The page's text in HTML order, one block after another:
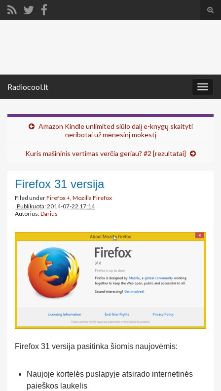
Radiocool.lt
Amazon Kindle unlimited siūlo dalį e-knygų skaityti
neribotai už mėnesinį mokestį
Kuris mašininis vertimas verčia geriau? #2 [rezultatai]
Firefox 31 versija
Filed underFirefox +, Mozilla Firefox
Publikuota: 2014-07-22 17:14
Autorius:Darius
Firefox 31 versija pasitinka šiomis naujovėmis:
Naujoje kortelės puslapyje atsirado internetinės
paieškos laukelis